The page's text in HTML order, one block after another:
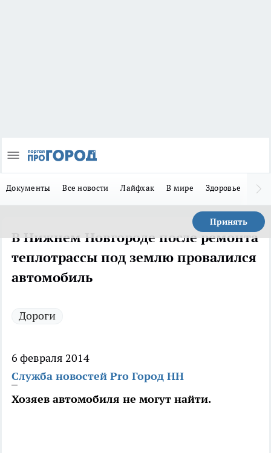
Документы Все новости Лайфхак В мире Здоровье
Принять
В Нижнем Новгороде после ремонта
теплотрассы под землю провалился
автомобиль
Дороги
6 февраля 2014
Служба новостей Pro Город НН
Хозяев автомобиля не могут найти.